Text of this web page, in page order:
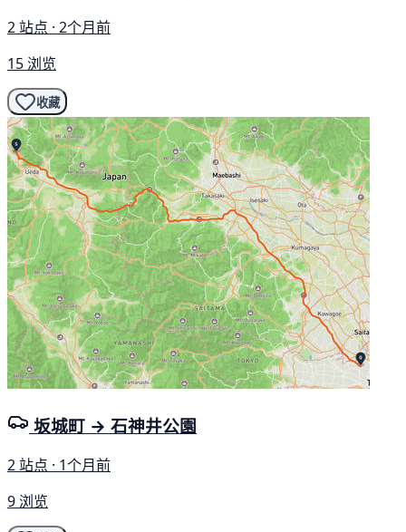
2 站点 · 2个月前
15 浏览
收藏
坂城町 → 石神井公園
2 站点 · 1个月前
9 浏览